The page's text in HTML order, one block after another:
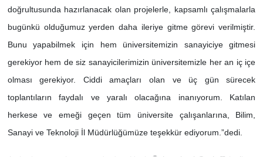
doğrultusunda hazırlanacak olan projelerle, kapsamlı çalışmalarla
bugünkü olduğumuz yerden daha ileriye gitme görevi verilmiştir.
Bunu yapabilmek için hem üniversitemizin sanayiciye gitmesi
gerekiyor hem de siz sanayicilerimizin üniversitemizle her an iç içe
olması gerekiyor. Ciddi amaçları olan ve üç gün sürecek
toplantıların faydalı ve yaralı olacağına inanıyorum. Katılan
herkese ve emeği geçen tüm üniversite çalışanlarına, Bilim,
Sanayi ve Teknoloji İl Müdürlüğümüze teşekkür ediyorum.”dedi.